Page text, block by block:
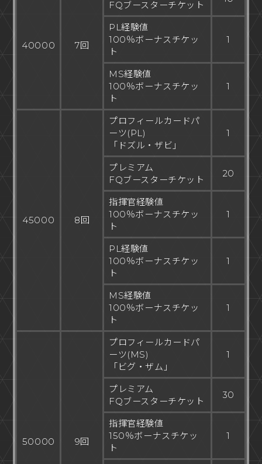
40000 7回
FQブースターチケット
PL経験値
100％ボーナスチケッ
ト
1
MS経験値
100％ボーナスチケッ
ト
1
45000 8回
プロフィールカードパ
ーツ(PL)
「ドズル・ザビ」
1
プレミアム
FQブースターチケット
20
指揮官経験値
100％ボーナスチケッ
ト
1
PL経験値
100％ボーナスチケッ
ト
1
MS経験値
100％ボーナスチケッ
ト
1
50000 9回
プロフィールカードパ
ーツ(MS)
「ビグ・ザム」
1
プレミアム
FQブースターチケット
30
指揮官経験値
150％ボーナスチケッ
ト
1